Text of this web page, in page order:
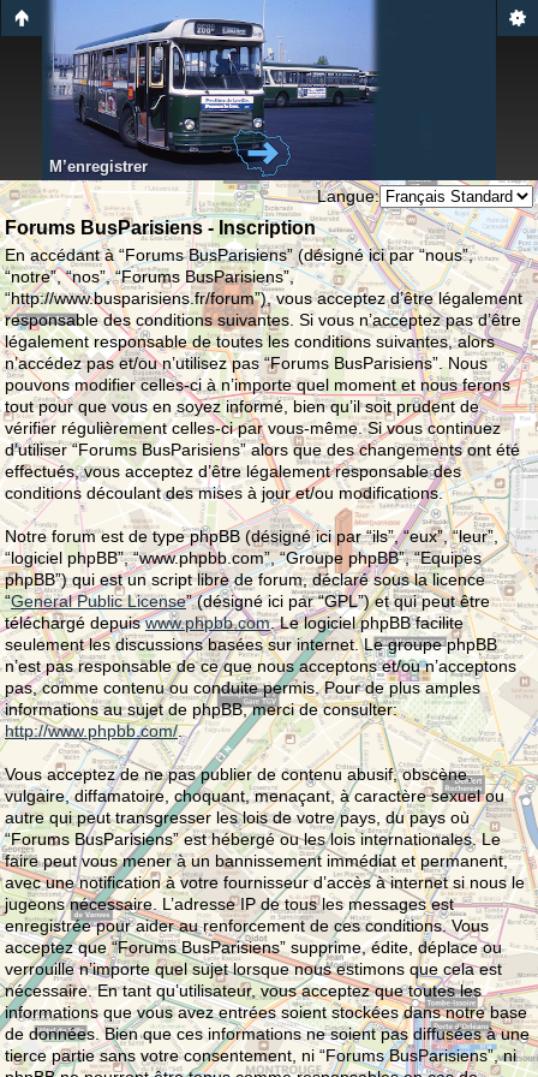
M’enregistrer
Langue:
Forums BusParisiens - Inscription
En accédant à “Forums BusParisiens” (désigné ici par “nous”,
“notre”, “nos”, “Forums BusParisiens”,
“http://www.busparisiens.fr/forum”), vous acceptez d’être légalement
responsable des conditions suivantes. Si vous n’acceptez pas d’être
légalement responsable de toutes les conditions suivantes, alors
n’accédez pas et/ou n’utilisez pas “Forums BusParisiens”. Nous
pouvons modifier celles-ci à n’importe quel moment et nous ferons
tout pour que vous en soyez informé, bien qu’il soit prudent de
vérifier régulièrement celles-ci par vous-même. Si vous continuez
d’utiliser “Forums BusParisiens” alors que des changements ont été
effectués, vous acceptez d’être légalement responsable des
conditions découlant des mises à jour et/ou modifications.
Notre forum est de type phpBB (désigné ici par “ils”, “eux”, “leur”,
“logiciel phpBB”, “www.phpbb.com”, “Groupe phpBB”, “Equipes
phpBB”) qui est un script libre de forum, déclaré sous la licence
“General Public License” (désigné ici par “GPL”) et qui peut être
téléchargé depuiswww.phpbb.com. Le logiciel phpBB facilite
seulement les discussions basées sur internet. Le groupe phpBB
n’est pas responsable de ce que nous acceptons et/ou n’acceptons
pas, comme contenu ou conduite permis. Pour de plus amples
informations au sujet de phpBB, merci de consulter:
http://www.phpbb.com/.
Vous acceptez de ne pas publier de contenu abusif, obscène,
vulgaire, diffamatoire, choquant, menaçant, à caractère sexuel ou
autre qui peut transgresser les lois de votre pays, du pays où
“Forums BusParisiens” est hébergé ou les lois internationales. Le
faire peut vous mener à un bannissement immédiat et permanent,
avec une notification à votre fournisseur d’accès à internet si nous le
jugeons nécessaire. L’adresse IP de tous les messages est
enregistrée pour aider au renforcement de ces conditions. Vous
acceptez que “Forums BusParisiens” supprime, édite, déplace ou
verrouille n’importe quel sujet lorsque nous estimons que cela est
nécessaire. En tant qu’utilisateur, vous acceptez que toutes les
informations que vous avez entrées soient stockées dans notre base
de données. Bien que ces informations ne soient pas diffusées à une
tierce partie sans votre consentement, ni “Forums BusParisiens”, ni